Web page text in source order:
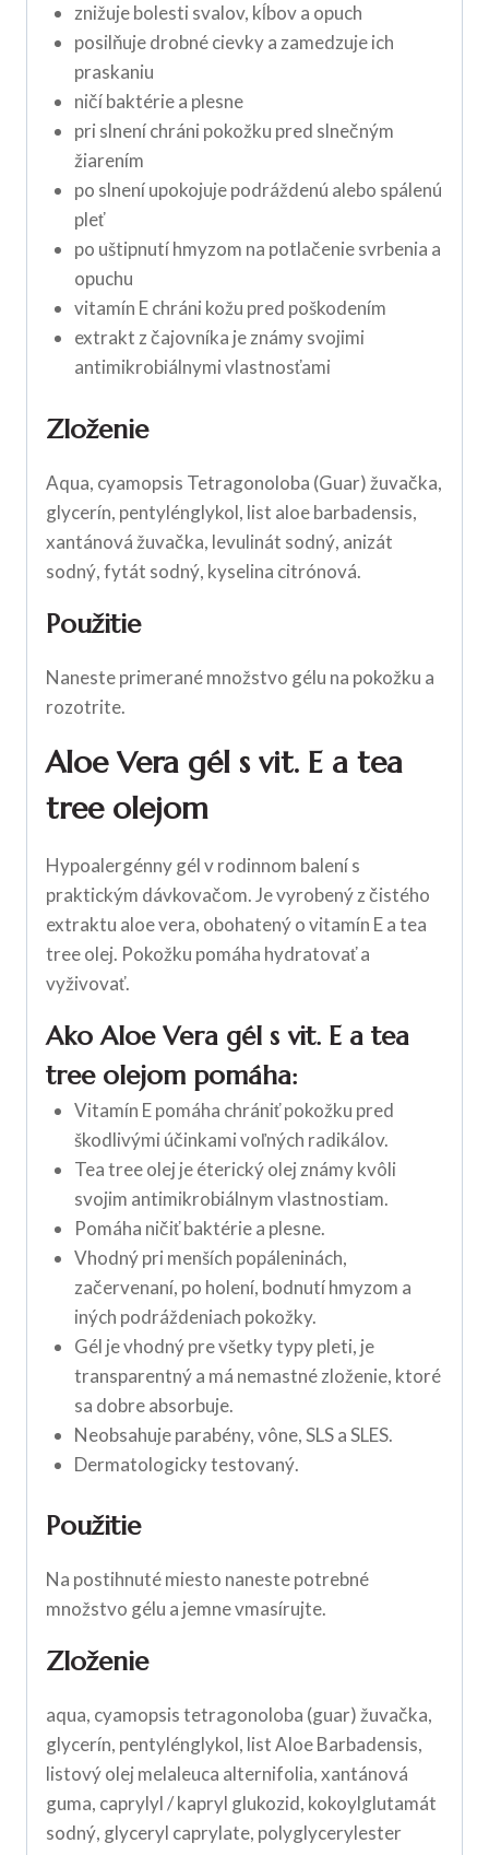
znižuje bolesti svalov, kĺbov a opuch
posilňuje drobné cievky a zamedzuje ich
praskaniu
ničí baktérie a plesne
pri slnení chráni pokožku pred slnečným
žiarením
po slnení upokojuje podráždenú alebo spálenú
pleť
po uštipnutí hmyzom na potlačenie svrbenia a
opuchu
vitamín E chráni kožu pred poškodením
extrakt z čajovníka je známy svojimi
antimikrobiálnymi vlastnosťami
Zloženie
Aqua, cyamopsis Tetragonoloba (Guar) žuvačka,
glycerín, pentylénglykol, list aloe barbadensis,
xantánová žuvačka, levulinát sodný, anizát
sodný, fytát sodný, kyselina citrónová.
Použitie
Naneste primerané množstvo gélu na pokožku a
rozotrite.
Aloe Vera gél s vit. E a tea
tree olejom
Hypoalergénny gél v rodinnom balení s
praktickým dávkovačom. Je vyrobený z čistého
extraktu aloe vera, obohatený o vitamín E a tea
tree olej. Pokožku pomáha hydratovať a
vyživovať.
Ako Aloe Vera gél s vit. E a tea
tree olejom pomáha:
Vitamín E pomáha chrániť pokožku pred
škodlivými účinkami voľných radikálov.
Tea tree olej je éterický olej známy kvôli
svojim antimikrobiálnym vlastnostiam.
Pomáha ničiť baktérie a plesne.
Vhodný pri menších popáleninách,
začervenaní, po holení, bodnutí hmyzom a
iných podráždeniach pokožky.
Gél je vhodný pre všetky typy pleti, je
transparentný a má nemastné zloženie, ktoré
sa dobre absorbuje.
Neobsahuje parabény, vône, SLS a SLES.
Dermatologicky testovaný.
Použitie
Na postihnuté miesto naneste potrebné
množstvo gélu a jemne vmasírujte.
Zloženie
aqua, cyamopsis tetragonoloba (guar) žuvačka,
glycerín, pentylénglykol, list Aloe Barbadensis,
listový olej melaleuca alternifolia, xantánová
guma, caprylyl / kapryl glukozid, kokoylglutamát
sodný, glyceryl caprylate, polyglycerylester